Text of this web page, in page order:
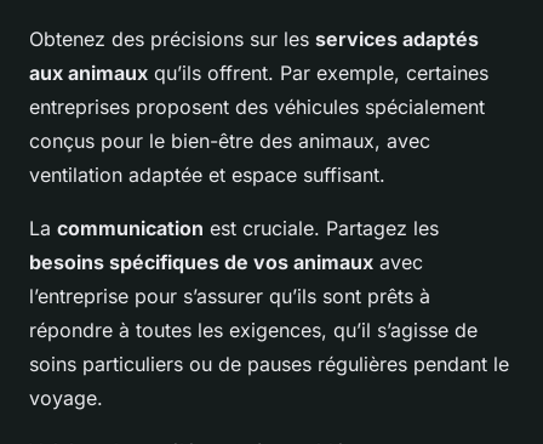
Obtenez des précisions sur les services adaptés
aux animaux qu’ils offrent. Par exemple, certaines
entreprises proposent des véhicules spécialement
conçus pour le bien-être des animaux, avec
ventilation adaptée et espace suffisant.
La communication est cruciale. Partagez les
besoins spécifiques de vos animaux avec
l’entreprise pour s’assurer qu’ils sont prêts à
répondre à toutes les exigences, qu’il s’agisse de
soins particuliers ou de pauses régulières pendant le
voyage.